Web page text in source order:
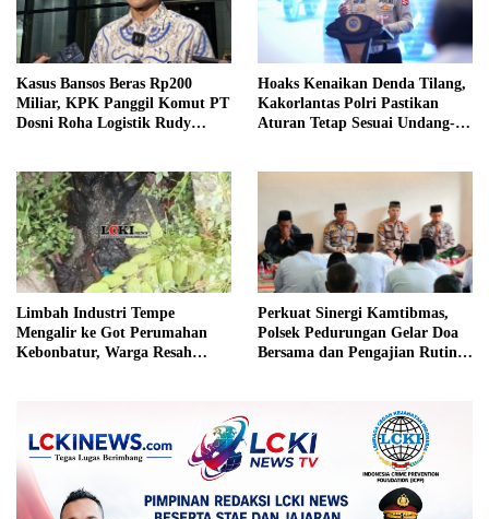
Kasus Bansos Beras Rp200
Miliar, KPK Panggil Komut PT
Dosni Roha Logistik Rudy
Hoaks Kenaikan Denda Tilang,
Kakorlantas Polri Pastikan
Aturan Tetap Sesuai Undang-
Limbah Industri Tempe
Mengalir ke Got Perumahan
Kebonbatur, Warga Resah
Perkuat Sinergi Kamtibmas,
Polsek Pedurungan Gelar Doa
Bersama dan Pengajian Rutin